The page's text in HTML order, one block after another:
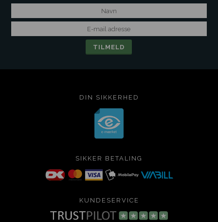
DIN SIKKERHED
SIKKER BETALING
KUNDESERVICE